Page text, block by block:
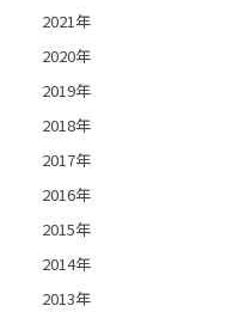
2021年
2020年
2019年
2018年
2017年
2016年
2015年
2014年
2013年